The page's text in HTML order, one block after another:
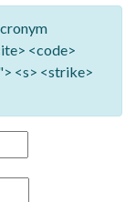
<code>
<s> <strike>